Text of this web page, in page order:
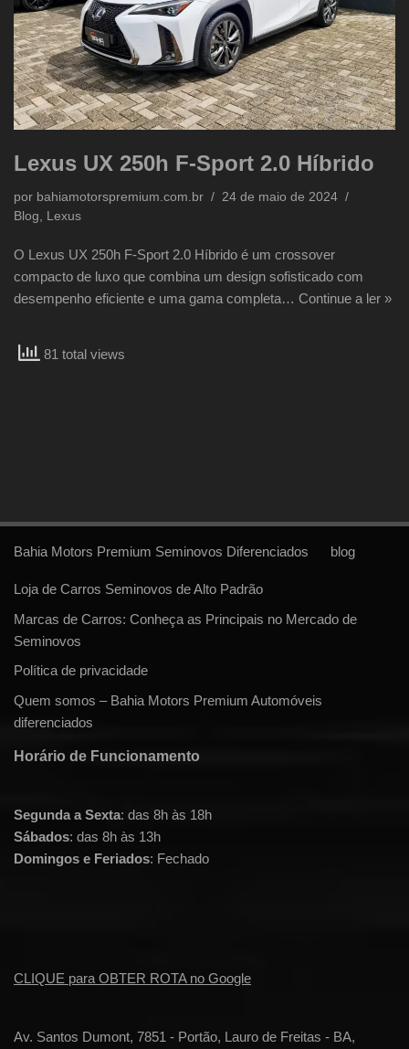
Lexus UX 250h F-Sport 2.0 Híbrido
por bahiamotorspremium.com.br
24 de maio de 2024
Blog, Lexus
O Lexus UX 250h F-Sport 2.0 Híbrido é um crossover
compacto de luxo que combina um design sofisticado com
desempenho eficiente e uma gama completa… Continue a ler »
81 total views
Bahia Motors Premium Seminovos Diferenciados blog
Loja de Carros Seminovos de Alto Padrão
Marcas de Carros: Conheça as Principais no Mercado de
Seminovos
Política de privacidade
Quem somos – Bahia Motors Premium Automóveis
diferenciados
Horário de Funcionamento
Segunda a Sexta: das 8h às 18h
Sábados: das 8h às 13h
Domingos e Feriados: Fechado
CLIQUE para OBTER ROTA no Google
Av. Santos Dumont, 7851 - Portão, Lauro de Freitas - BA,